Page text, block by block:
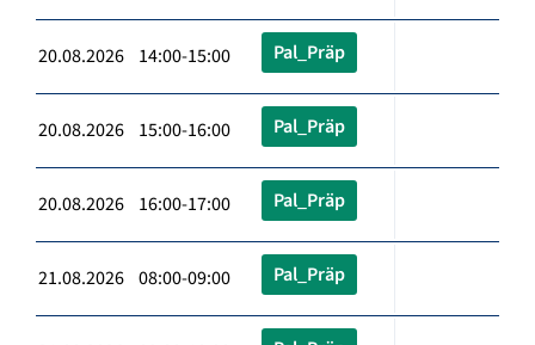
20.08.2026 14:00-15:00 Pal_Präp
20.08.2026 15:00-16:00 Pal_Präp
20.08.2026 16:00-17:00 Pal_Präp
21.08.2026 08:00-09:00 Pal_Präp